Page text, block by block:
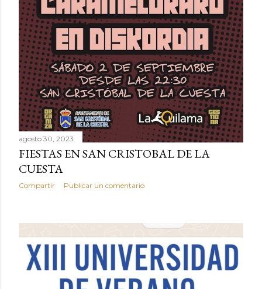
agosto 30, 2023
FIESTAS EN SAN CRISTOBAL DE LA
CUESTA
Compartir Publicar un comentario